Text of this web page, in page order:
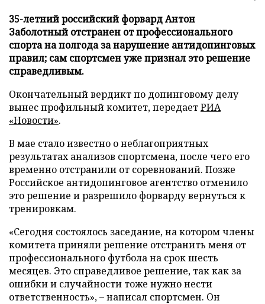
35-летний российский форвард Антон
Заболотный отстранен от профессионального
спорта на полгода за нарушение антидопинговых
правил; сам спортсмен уже признал это решение
справедливым.
Окончательный вердикт по допинговому делу
вынес профильный комитет, передаетРИА
«Новости».
В мае стало известно о неблагоприятных
результатах анализов спортсмена, после чего его
временно отстранили от соревнований. Позже
Российское антидопинговое агентство отменило
это решение и разрешило форварду вернуться к
тренировкам.
«Сегодня состоялось заседание, на котором члены
комитета приняли решение отстранить меня от
профессионального футбола на срок шесть
месяцев. Это справедливое решение, так как за
ошибки и случайности тоже нужно нести
ответственность», – написал спортсмен. Он